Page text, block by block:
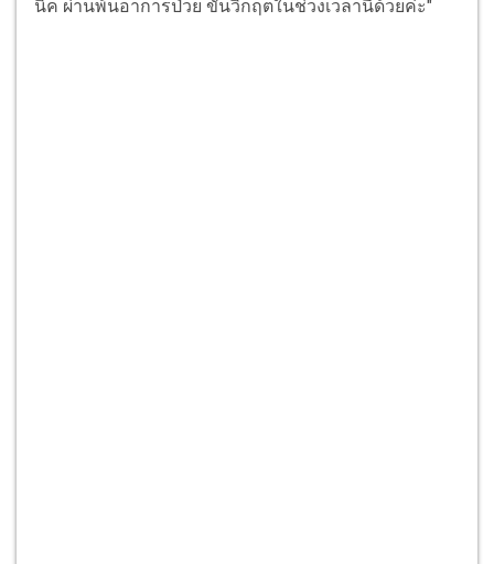
นิค ผ่านพ้นอาการป่วย ขั้นวิกฤตในช่วงเวลานี้ด้วยค่ะ"